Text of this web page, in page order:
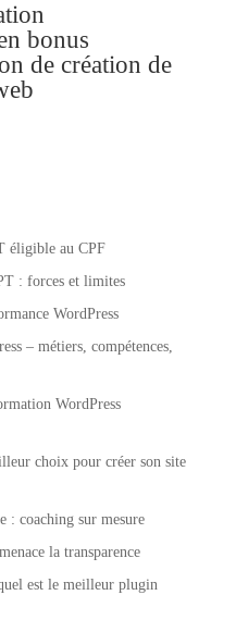
bonus
de création de
éligible au CPF
: forces et limites
WordPress
– métiers, compétences,
WordPress
choix pour créer son site
: coaching sur mesure
la transparence
est le meilleur plugin